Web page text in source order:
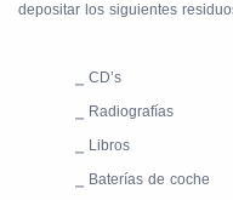
depositar los siguientes
CD’s
Radiografías
Libros
Baterías de coche